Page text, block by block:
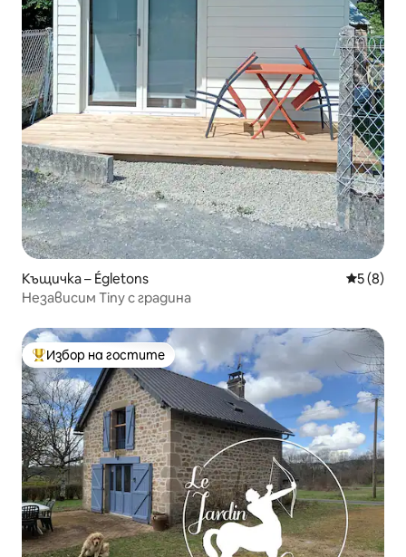
Къщичка – Égletons Средна
5 (8)
Независим Tiny с градина
Най-популярен избор на гостите
Избор на гостите